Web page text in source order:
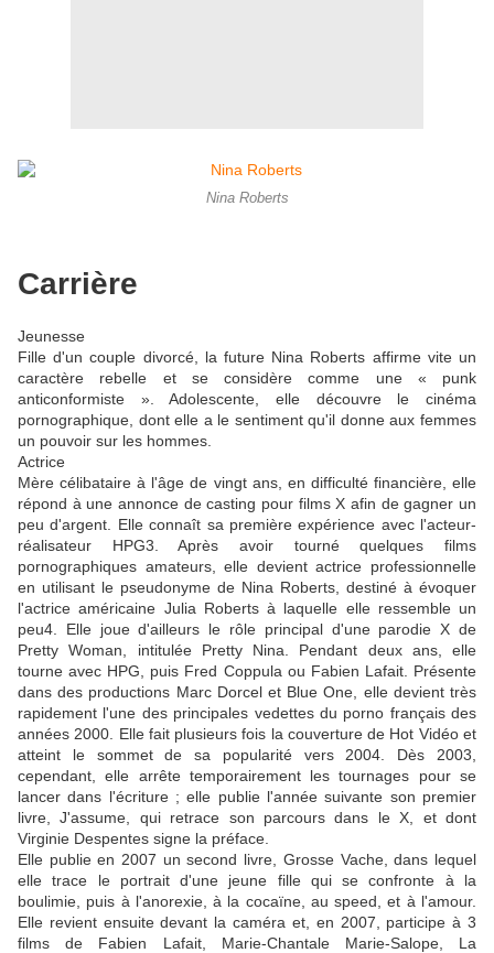
Nina Roberts
Carrière
Jeunesse
Fille d'un couple divorcé, la future Nina Roberts affirme vite un
caractère rebelle et se considère comme une « punk
anticonformiste ». Adolescente, elle découvre le cinéma
pornographique, dont elle a le sentiment qu'il donne aux femmes
un pouvoir sur les hommes.
Actrice
Mère célibataire à l'âge de vingt ans, en difficulté financière, elle
répond à une annonce de casting pour films X afin de gagner un
peu d'argent. Elle connaît sa première expérience avec l'acteur-
réalisateur HPG3. Après avoir tourné quelques films
pornographiques amateurs, elle devient actrice professionnelle
en utilisant le pseudonyme de Nina Roberts, destiné à évoquer
l'actrice américaine Julia Roberts à laquelle elle ressemble un
peu4. Elle joue d'ailleurs le rôle principal d'une parodie X de
Pretty Woman, intitulée Pretty Nina. Pendant deux ans, elle
tourne avec HPG, puis Fred Coppula ou Fabien Lafait. Présente
dans des productions Marc Dorcel et Blue One, elle devient très
rapidement l'une des principales vedettes du porno français des
années 2000. Elle fait plusieurs fois la couverture de Hot Vidéo et
atteint le sommet de sa popularité vers 2004. Dès 2003,
cependant, elle arrête temporairement les tournages pour se
lancer dans l'écriture ; elle publie l'année suivante son premier
livre, J'assume, qui retrace son parcours dans le X, et dont
Virginie Despentes signe la préface.
Elle publie en 2007 un second livre, Grosse Vache, dans lequel
elle trace le portrait d'une jeune fille qui se confronte à la
boulimie, puis à l'anorexie, à la cocaïne, au speed, et à l'amour.
Elle revient ensuite devant la caméra et, en 2007, participe à 3
films de Fabien Lafait, Marie-Chantale Marie-Salope, La